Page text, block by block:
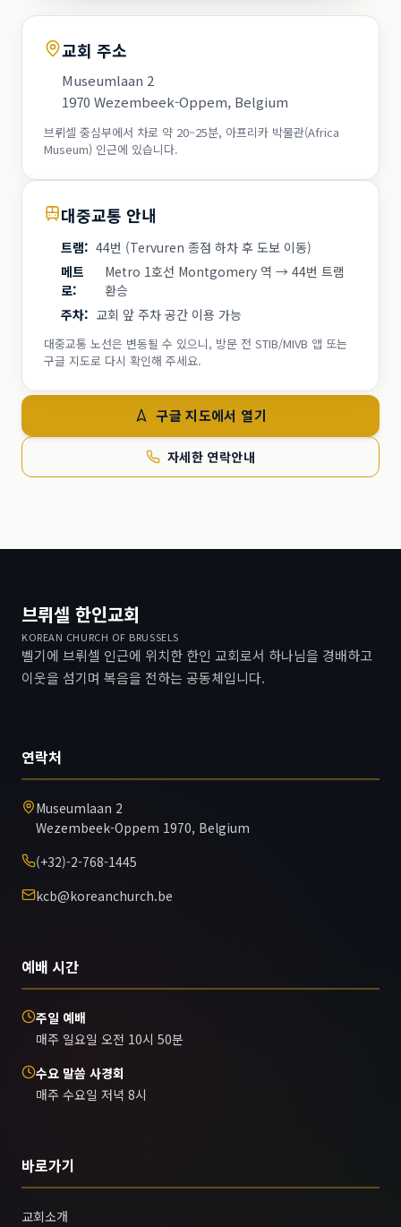
교회 주소
Museumlaan 2
1970 Wezembeek-Oppem, Belgium
브뤼셀 중심부에서 차로 약 20–25분, 아프리카 박물관(Africa
Museum) 인근에 있습니다.
대중교통 안내
트램: 44번 (Tervuren 종점 하차 후 도보 이동)
메트
로:
Metro 1호선 Montgomery 역 → 44번 트램
환승
주차: 교회 앞 주차 공간 이용 가능
대중교통 노선은 변동될 수 있으니, 방문 전 STIB/MIVB 앱 또는
구글 지도로 다시 확인해 주세요.
구글 지도에서 열기
자세한 연락안내
브뤼셀 한인교회
KOREAN CHURCH OF BRUSSELS
벨기에 브뤼셀 인근에 위치한 한인 교회로서 하나님을 경배하고
이웃을 섬기며 복음을 전하는 공동체입니다.
연락처
Museumlaan 2
Wezembeek-Oppem 1970, Belgium
(+32)-2-768-1445
kcb@koreanchurch.be
예배 시간
주일 예배
매주 일요일 오전 10시 50분
수요 말씀 사경회
매주 수요일 저녁 8시
바로가기
교회소개